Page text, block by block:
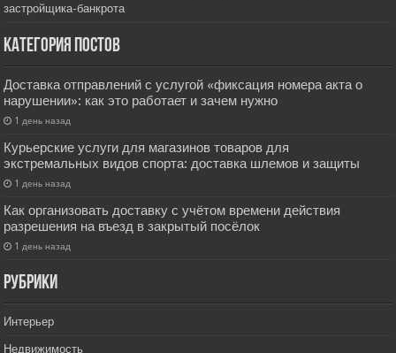
застройщика-банкрота
Категория постов
Доставка отправлений с услугой «фиксация номера акта о
нарушении»: как это работает и зачем нужно
1 день назад
Курьерские услуги для магазинов товаров для
экстремальных видов спорта: доставка шлемов и защиты
1 день назад
Как организовать доставку с учётом времени действия
разрешения на въезд в закрытый посёлок
1 день назад
РУбрики
Интерьер
Недвижимость